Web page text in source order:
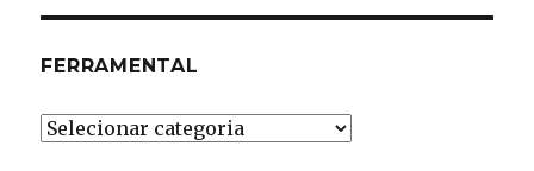
FERRAMENTAL
Ferramental